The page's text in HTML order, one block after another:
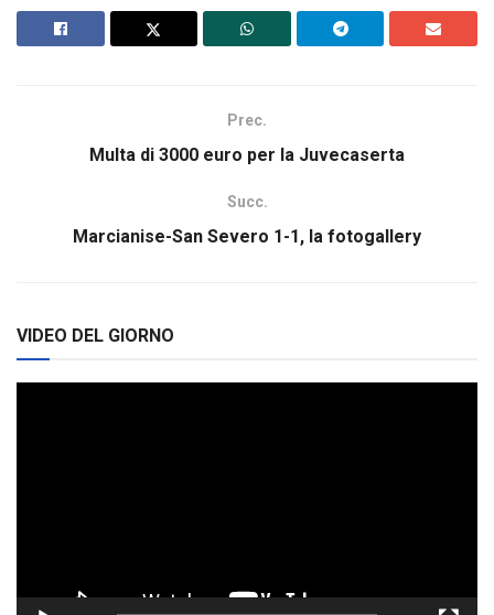
Prec.
Multa di 3000 euro per la Juvecaserta
Succ.
Marcianise-San Severo 1-1, la fotogallery
VIDEO DEL GIORNO